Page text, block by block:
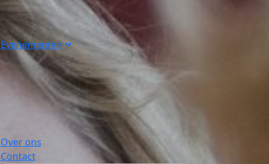
Evenementen
Over ons
Contact